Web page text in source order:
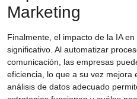
Marketing
Finalmente, el impacto de la IA
significativo. Al automatizar
comunicación, las empresas
eficiencia, lo que a su vez mejora
análisis de datos adecuado